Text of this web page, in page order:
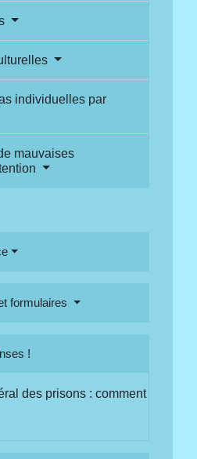
individuelles par
mauvaises
formulaires
!
des prisons : comment